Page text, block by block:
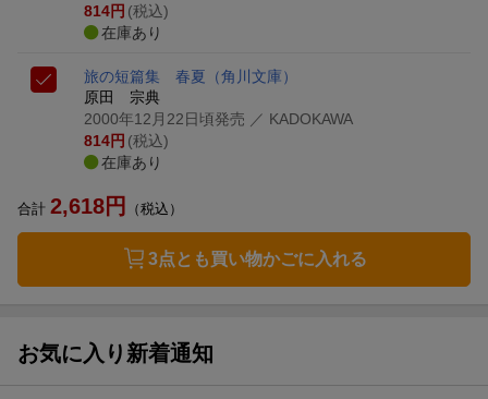
814円 (税込)
在庫あり
旅の短篇集 春夏 （角川文庫）
原田 宗典
2000年12月22日頃発売 ／ KADOKAWA
814円 (税込)
在庫あり
合計 2,618円 （税込）
3点とも買い物かごに入れる
お気に入り新着通知